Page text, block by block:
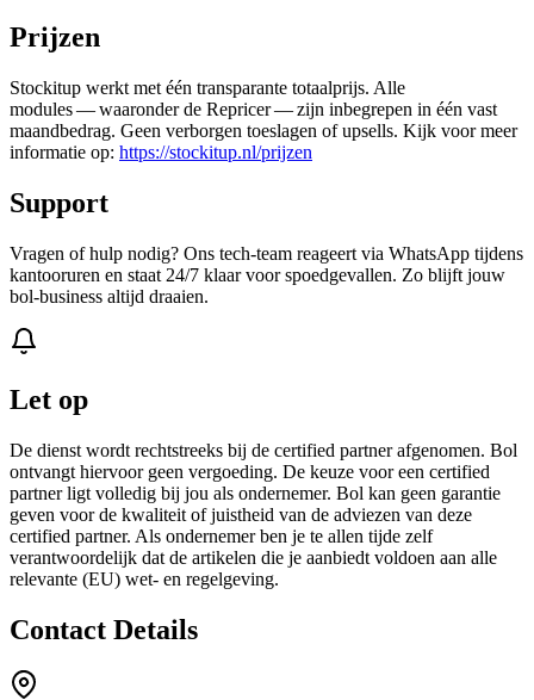
Prijzen
Stockitup werkt met één transparante totaalprijs. Alle
modules — waaronder de Repricer — zijn inbegrepen in één vast
maandbedrag. Geen verborgen toeslagen of upsells. Kijk voor meer
informatie op: https://stockitup.nl/prijzen
Support
Vragen of hulp nodig? Ons tech‑team reageert via WhatsApp tijdens
kantooruren en staat 24/7 klaar voor spoedgevallen. Zo blijft jouw
bol‑business altijd draaien.
Let op
De dienst wordt rechtstreeks bij de certified partner afgenomen. Bol
ontvangt hiervoor geen vergoeding. De keuze voor een certified
partner ligt volledig bij jou als ondernemer. Bol kan geen garantie
geven voor de kwaliteit of juistheid van de adviezen van deze
certified partner. Als ondernemer ben je te allen tijde zelf
verantwoordelijk dat de artikelen die je aanbiedt voldoen aan alle
relevante (EU) wet- en regelgeving.
Contact Details